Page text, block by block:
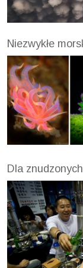
Niezwykłe
Dla